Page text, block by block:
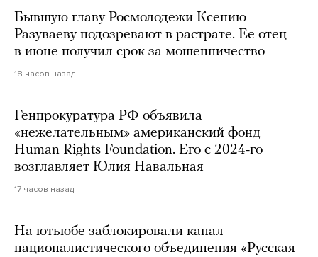
Бывшую главу Росмолодежи Ксению
Разуваеву подозревают в растрате. Ее отец
в июне получил срок за мошенничество
18 часов назад
Генпрокуратура РФ объявила
«нежелательным» американский фонд
Human Rights Foundation. Его с 2024-го
возглавляет Юлия Навальная
17 часов назад
На ютьюбе заблокировали канал
националистического объединения «Русская